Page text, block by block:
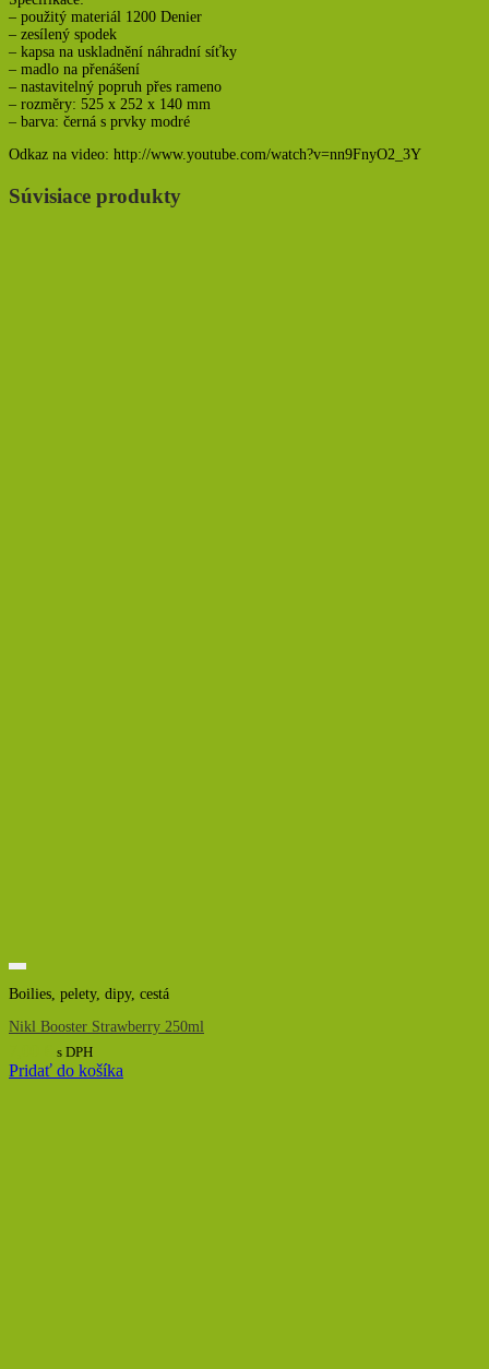
– použitý materiál 1200 Denier
– zesílený spodek
– kapsa na uskladnění náhradní síťky
– madlo na přenášení
– nastavitelný popruh přes rameno
– rozměry: 525 x 252 x 140 mm
– barva: černá s prvky modré
Odkaz na video: http://www.youtube.com/watch?v=nn9FnyO2_3Y
Súvisiace produkty
Boilies, pelety, dipy, cestá
Nikl Booster Strawberry 250ml
s DPH
Pridať do košíka